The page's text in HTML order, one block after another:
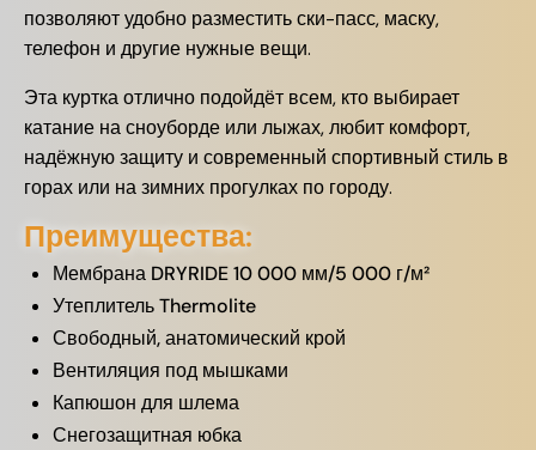
позволяют удобно разместить ски-пасс, маску,
телефон и другие нужные вещи.
Эта куртка отлично подойдёт всем, кто выбирает
катание на сноуборде или лыжах, любит комфорт,
надёжную защиту и современный спортивный стиль в
горах или на зимних прогулках по городу.
Преимущества:
Мембрана DRYRIDE 10 000 мм/5 000 г/м²
Утеплитель Thermolite
Свободный, анатомический крой
Вентиляция под мышками
Капюшон для шлема
Снегозащитная юбка